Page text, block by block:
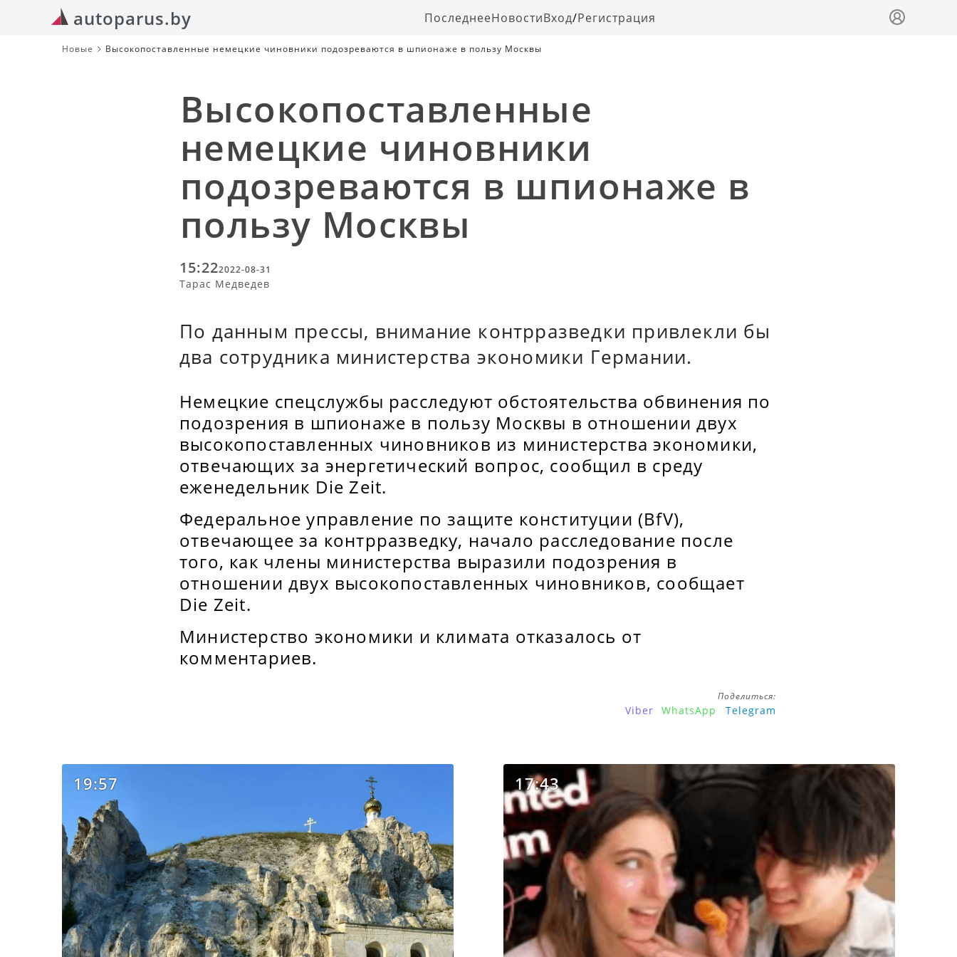
autoparus.by ПоследнееНовостиВход/Регистрация
Новые Высокопоставленные немецкие чиновники подозреваются в шпионаже в пользу Москвы
Высокопоставленные
немецкие чиновники
подозреваются в шпионаже в
пользу Москвы
15:222022-08-31
Тарас Медведев
По данным прессы, внимание контрразведки привлекли бы
два сотрудника министерства экономики Германии.
Немецкие спецслужбы расследуют обстоятельства обвинения по
подозрения в шпионаже в пользу Москвы в отношении двух
высокопоставленных чиновников из министерства экономики,
отвечающих за энергетический вопрос, сообщил в среду
еженедельник Die Zeit.
Федеральное управление по защите конституции (BfV),
отвечающее за контрразведку, начало расследование после
того, как члены министерства выразили подозрения в
отношении двух высокопоставленных чиновников, сообщает
Die Zeit.
Министерство экономики и климата отказалось от
комментариев.
Поделиться:
Viber WhatsApp Telegram
19:57 17:43